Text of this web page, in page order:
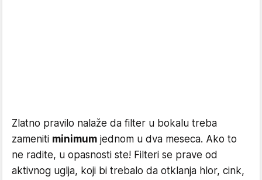
Zlatno pravilo nalaže da filter u bokalu treba
zameniti minimum jednom u dva meseca. Ako to
ne radite, u opasnosti ste! Filteri se prave od
aktivnog uglja, koji bi trebalo da otklanja hlor, cink,